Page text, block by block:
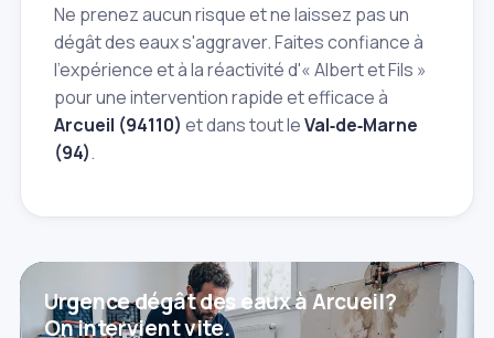
Ne prenez aucun risque et ne laissez pas un
dégât des eaux s'aggraver. Faites confiance à
l'expérience et à la réactivité d'« Albert et Fils »
pour une intervention rapide et efficace à
Arcueil (94110) et dans tout leVal‑de‑Marne
(94).
Urgence dégât des eaux à Arcueil?
On intervient vite.